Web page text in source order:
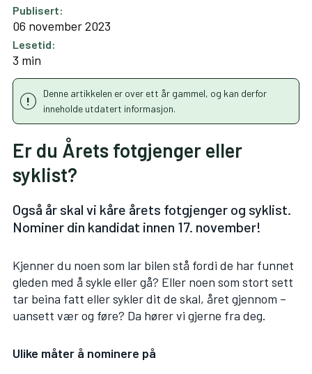
Publisert:
06 november 2023
Lesetid:
3 min
Denne artikkelen er over ett år gammel, og kan derfor
inneholde utdatert informasjon.
Er du Årets fotgjenger eller
syklist?
Også år skal vi kåre årets fotgjenger og syklist.
Nominer din kandidat innen 17. november!
Kjenner du noen som lar bilen stå fordi de har funnet
gleden med å sykle eller gå? Eller noen som stort sett
tar beina fatt eller sykler dit de skal, året gjennom –
uansett vær og føre? Da hører vi gjerne fra deg.
Ulike måter å nominere på